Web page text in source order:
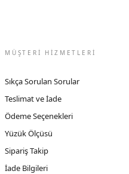
MÜŞTERİ HİZMETLERİ
Sıkça Sorulan Sorular
Teslimat ve İade
Ödeme Seçenekleri
Yüzük Ölçüsü
Sipariş Takip
İade Bilgileri